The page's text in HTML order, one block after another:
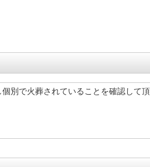
別で火葬されていることを確認して